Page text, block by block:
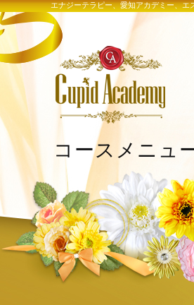
エナジーテラピー、愛知アカデミー、
コースメニュ